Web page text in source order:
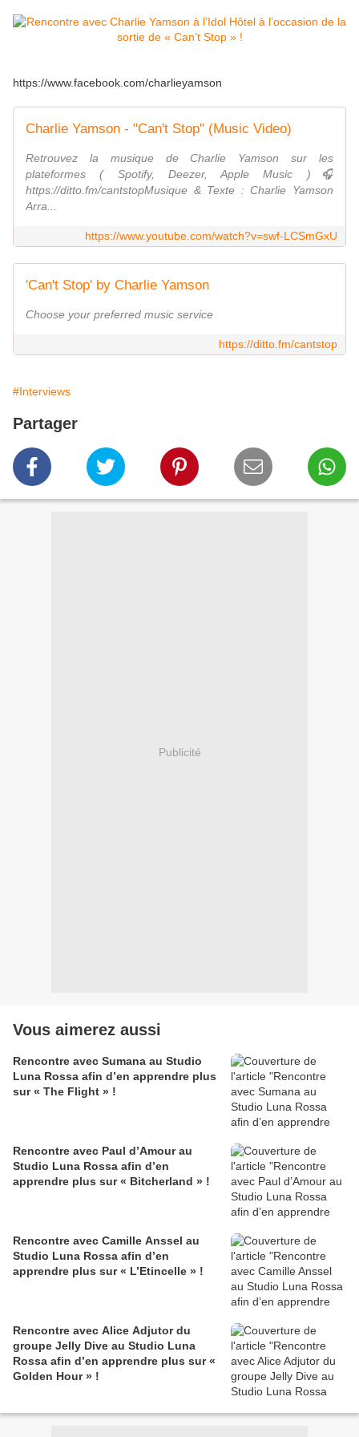
https://www.facebook.com/charlieyamson
Charlie Yamson - "Can't Stop" (Music Video)
Retrouvez la musique de Charlie Yamson sur les
plateformes ( Spotify, Deezer, Apple Music )🎧
https://ditto.fm/cantstopMusique & Texte : Charlie Yamson
Arra...
https://www.youtube.com/watch?v=swf-LCSmGxU
'Can't Stop' by Charlie Yamson
Choose your preferred music service
https://ditto.fm/cantstop
#Interviews
Partager
Publicité
Vous aimerez aussi
Rencontre avec Sumana au Studio
Luna Rossa afin d’en apprendre plus
sur « The Flight » !
Rencontre avec Paul d’Amour au
Studio Luna Rossa afin d’en
apprendre plus sur « Bitcherland » !
Rencontre avec Camille Anssel au
Studio Luna Rossa afin d’en
apprendre plus sur « L’Etincelle » !
Rencontre avec Alice Adjutor du
groupe Jelly Dive au Studio Luna
Rossa afin d’en apprendre plus sur «
Golden Hour » !